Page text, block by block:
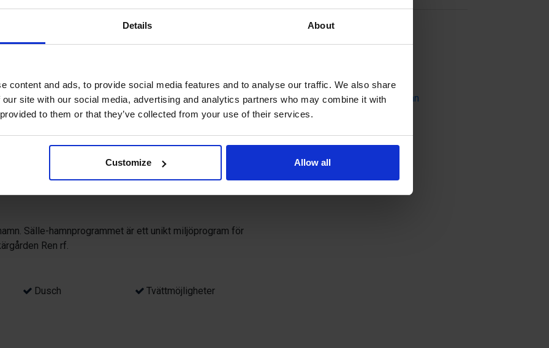
Details About
content and ads, to provide social media features and to analyse our traffic. We also share
site with our social media, advertising and analytics partners who may combine it with
to them or that they’ve collected from your use of their services.
Customize Allow all
med cirka 300 båtplatser.
från hjärtat av Mariehamn och
för sina båtgäster.
och annat gott. Här finns också en lekpark för de
badhuset Mariebad, Sjökvarteret, restauranger,
Sälle-hamnprogrammet är ett unikt miljöprogram för
Ren rf.
Dusch
Tvättmöjligheter
Contact info
+358 18 19979
+358 408677760 (booking)
Visit website
Österhamn, 22100 Mariehamn